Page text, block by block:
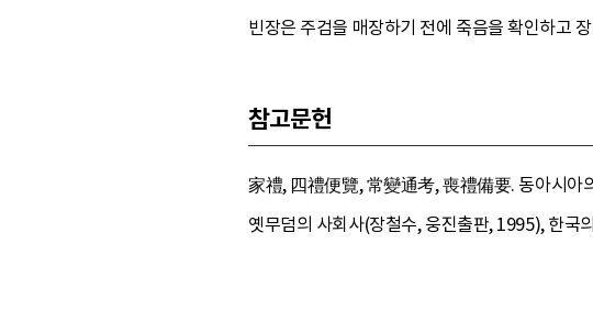
빈장은 주검을 매장하기 전에 죽음을 확인하고
참고문헌
家禮, 四禮便覽, 常變通考, 喪禮備要. 동아시아
옛무덤의 사회사(장철수, 웅진출판, 1995), 한국